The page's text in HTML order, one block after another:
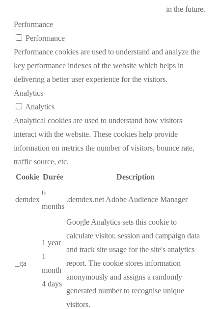
in the future.
Performance
Performance
Performance cookies are used to understand and analyze the
key performance indexes of the website which helps in
delivering a better user experience for the visitors.
Analytics
Analytics
Analytical cookies are used to understand how visitors
interact with the website. These cookies help provide
information on metrics the number of visitors, bounce rate,
traffic source, etc.
Cookie Durée Description
demdex
6
months
.demdex.net Adobe Audience Manager
_ga
1 year
1
month
4 days
Google Analytics sets this cookie to
calculate visitor, session and campaign data
and track site usage for the site's analytics
report. The cookie stores information
anonymously and assigns a randomly
generated number to recognise unique
visitors.